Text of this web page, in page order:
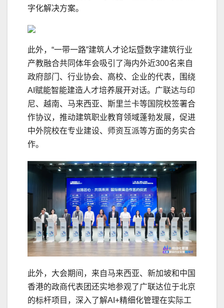
字化解决方案。
此外，“一带一路”建筑人才论坛暨数字建筑行业
产教融合共同体年会吸引了海内外近300名来自
政府部门、行业协会、高校、企业的代表，围绕
AI赋能智能建造人才培养展开对话。广联达与印
尼、越南、马来西亚、斯里兰卡等国院校签署合
作协议，推动建筑职业教育领域蓬勃发展，促进
中外院校在专业建设、师资互派等方面的务实合
作。
此外，大会期间，来自马来西亚、新加坡和中国
香港的政商代表团还实地参观了广联达位于北京
的标杆项目，深入了解AI+精细化管理在实际工